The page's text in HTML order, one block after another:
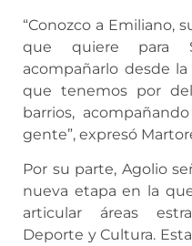
“Conozco a Emiliano,
que quiere para
acompañarlo desde
que tenemos por
barrios,
gente”, expresó
Por su parte, Agolio
nueva etapa en la
articular áreas
Deporte y Cultura.